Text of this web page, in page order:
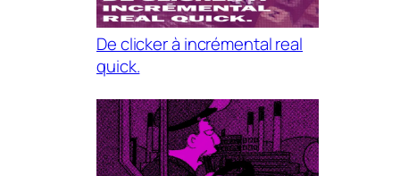
De clicker à incrémental real
quick.